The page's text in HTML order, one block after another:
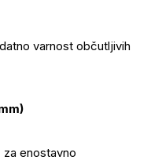
varnost občutljivih
enostavno